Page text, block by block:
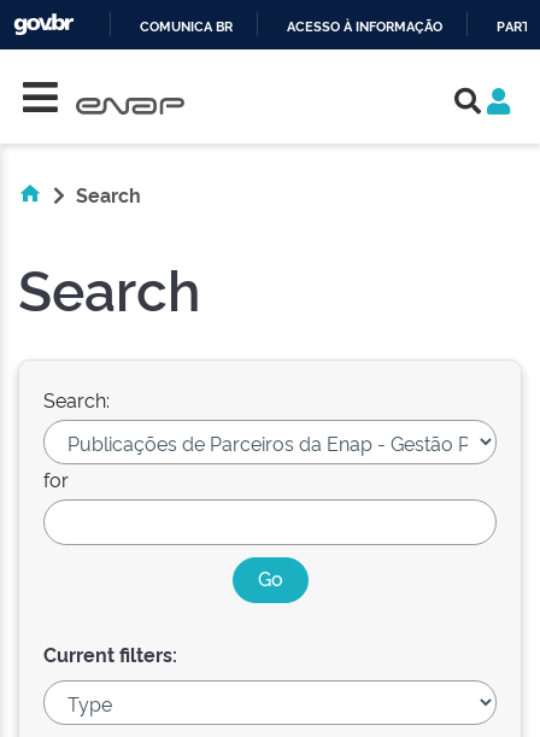
COMUNICA BR ACESSO À INFORMAÇÃO
Search
Search
Search:
for
Current filters: